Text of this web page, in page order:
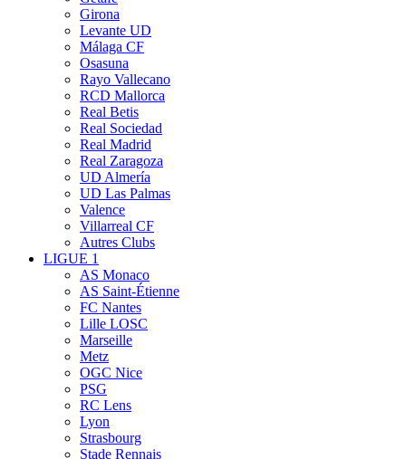
Girona
Levante UD
Málaga CF
Osasuna
Rayo Vallecano
RCD Mallorca
Real Betis
Real Sociedad
Real Madrid
Real Zaragoza
UD Almería
UD Las Palmas
Valence
Villarreal CF
Autres Clubs
LIGUE 1
AS Monaco
AS Saint-Étienne
FC Nantes
Lille LOSC
Marseille
Metz
OGC Nice
PSG
RC Lens
Lyon
Strasbourg
Stade Rennais